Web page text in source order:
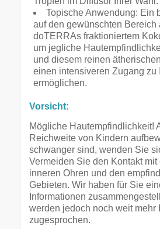
Topische Anwendung: Ein
auf den gewünschten Bereich
doTERRAs fraktioniertem
um jegliche
und diesem reinen
einen intensiveren Zugang zu
ermöglichen.
Vorsicht:
Mögliche Hautempfindlichkeit!
Reichweite von Kindern
schwanger sind, wenden Sie
Vermeiden Sie den Kontakt mit
inneren Ohren und den
Gebieten. Wir haben für Sie
Informationen
werden jedoch noch weit mehr
zugesprochen.